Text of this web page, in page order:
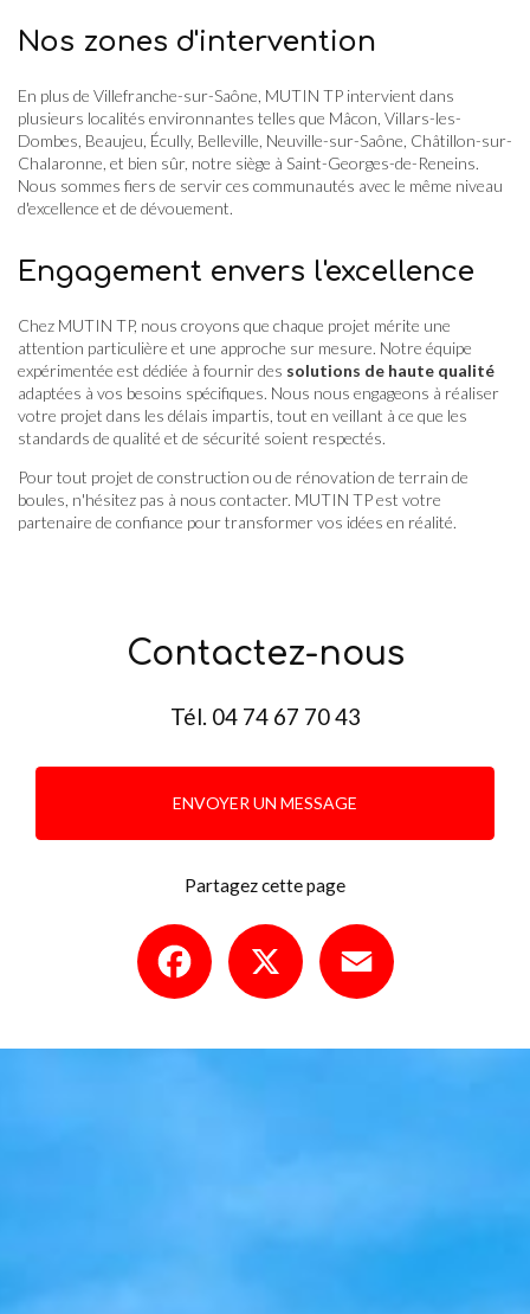
Nos zones d'intervention
En plus de Villefranche-sur-Saône, MUTIN TP intervient dans
plusieurs localités environnantes telles que Mâcon, Villars-les-
Dombes, Beaujeu, Écully, Belleville, Neuville-sur-Saône, Châtillon-sur-
Chalaronne, et bien sûr, notre siège à Saint-Georges-de-Reneins.
Nous sommes fiers de servir ces communautés avec le même niveau
d'excellence et de dévouement.
Engagement envers l'excellence
Chez MUTIN TP, nous croyons que chaque projet mérite une
attention particulière et une approche sur mesure. Notre équipe
expérimentée est dédiée à fournir des solutions de haute qualité
adaptées à vos besoins spécifiques. Nous nous engageons à réaliser
votre projet dans les délais impartis, tout en veillant à ce que les
standards de qualité et de sécurité soient respectés.
Pour tout projet de construction ou de rénovation de terrain de
boules, n'hésitez pas à nous contacter. MUTIN TP est votre
partenaire de confiance pour transformer vos idées en réalité.
Contactez-nous
Tél. 04 74 67 70 43
ENVOYER UN MESSAGE
Partagez cette page
Facebook